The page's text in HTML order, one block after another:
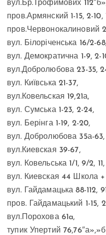
вул.Бр.Трофимових 112″б»,
пров.Армянский 1-15, 2-10,
пров.Червонокалиновий
вул. Білоріченська 16/2-
вул. Демократична 1-9, 2-
вул.Добролюбова 23-35,
вул. Київська 21-37,
вул.Ковельская 19,21а,
вул. Сумська 1-23, 2-24,
вул. Берінга 1-19, 2-20,
вул. Добролюбова 35а-63,
вул.Киевская 39-67,
вул. Ковельська 1/1, 9/2, 11,
вул. Киевская 44
вул. Гайдамацька 88-112,
пров. Гайдамацький 1-15,
вул.Порохова 61a,
тупик Упертий